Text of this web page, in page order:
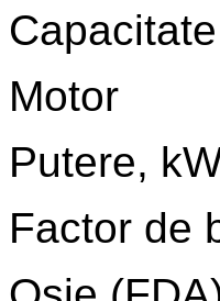
Motor
Putere,
Factor